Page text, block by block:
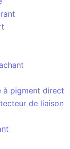
à pigment direct
de liaison